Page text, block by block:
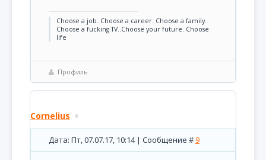
Choose a job. Choose a career. Choose a family.
Choose a fucking TV..Choose your future. Choose
life
Профиль
Cornelius
Дата: Пт, 07.07.17, 10:14 | Сообщение #9